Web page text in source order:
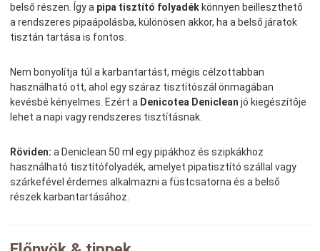
belső részen. Így a pipa tisztító folyadék könnyen beilleszthető
a rendszeres pipaápolásba, különösen akkor, ha a belső járatok
tisztán tartása is fontos.
Nem bonyolítja túl a karbantartást, mégis célzottabban
használható ott, ahol egy száraz tisztítószál önmagában
kevésbé kényelmes. Ezért a Denicotea Deniclean jó kiegészítője
lehet a napi vagy rendszeres tisztításnak.
Röviden: a Deniclean 50 ml egy pipákhoz és szipkákhoz
használható tisztítófolyadék, amelyet pipatisztító szállal vagy
szárkefével érdemes alkalmazni a füstcsatorna és a belső
részek karbantartásához.